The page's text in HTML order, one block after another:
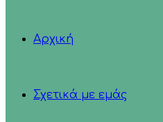
Αρχική
Σχετικά με εμάς